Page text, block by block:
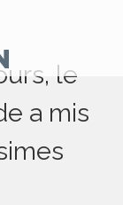
le
a mis